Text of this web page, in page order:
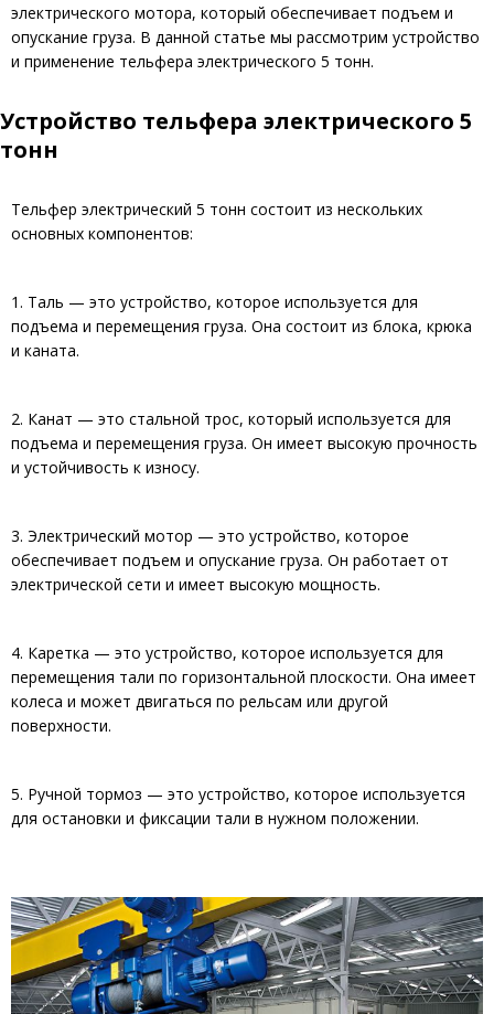
электрического мотора, который обеспечивает подъем и
опускание груза. В данной статье мы рассмотрим устройство
и применение тельфера электрического 5 тонн.
Устройство тельфера электрического 5
тонн
Тельфер электрический 5 тонн состоит из нескольких
основных компонентов:
1. Таль — это устройство, которое используется для
подъема и перемещения груза. Она состоит из блока, крюка
и каната.
2. Канат — это стальной трос, который используется для
подъема и перемещения груза. Он имеет высокую прочность
и устойчивость к износу.
3. Электрический мотор — это устройство, которое
обеспечивает подъем и опускание груза. Он работает от
электрической сети и имеет высокую мощность.
4. Каретка — это устройство, которое используется для
перемещения тали по горизонтальной плоскости. Она имеет
колеса и может двигаться по рельсам или другой
поверхности.
5. Ручной тормоз — это устройство, которое используется
для остановки и фиксации тали в нужном положении.